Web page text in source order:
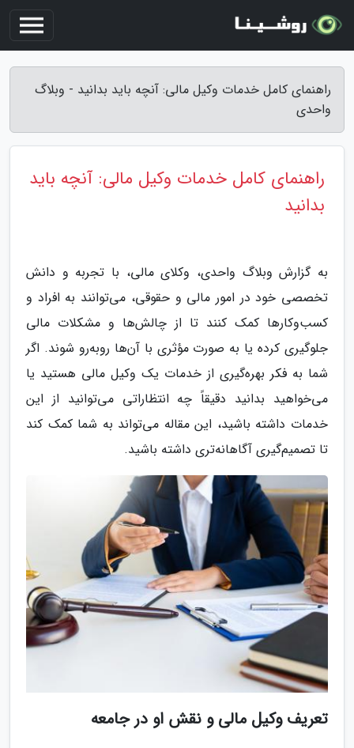
راهنمای کامل خدمات وکیل مالی: آنچه باید بدانید - وبلاگ
واحدی
راهنمای کامل خدمات وکیل مالی: آنچه باید
بدانید
به گزارش وبلاگ واحدی، وکلای مالی، با تجربه و دانش
تخصصی خود در امور مالی و حقوقی، می‌توانند به افراد و
کسب‌وکارها کمک کنند تا از چالش‌ها و مشکلات مالی
جلوگیری کرده یا به صورت مؤثری با آن‌ها روبه‌رو شوند. اگر
شما به فکر بهره‌گیری از خدمات یک وکیل مالی هستید یا
می‌خواهید بدانید دقیقاً چه انتظاراتی می‌توانید از این
خدمات داشته باشید، این مقاله می‌تواند به شما کمک کند
تا تصمیم‌گیری آگاهانه‌تری داشته باشید.
تعریف وکیل مالی و نقش او در جامعه